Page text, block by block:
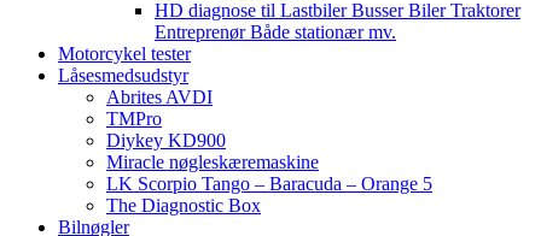
HD diagnose til Lastbiler Busser Biler Traktorer
Entreprenør Både stationær mv.
Motorcykel tester
Låsesmedsudstyr
Abrites AVDI
TMPro
Diykey KD900
Miracle nøgleskæremaskine
LK Scorpio Tango – Baracuda – Orange 5
The Diagnostic Box
Bilnøgler